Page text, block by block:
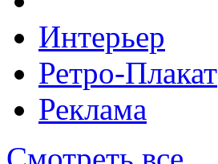
Интерьер
Ретро-Плакат
Реклама